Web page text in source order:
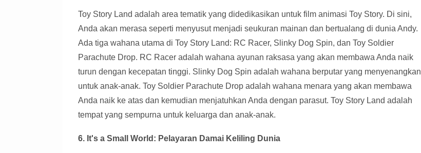
Toy Story Land adalah area tematik yang didedikasikan untuk film animasi Toy Story. Di sini,
Anda akan merasa seperti menyusut menjadi seukuran mainan dan bertualang di dunia Andy.
Ada tiga wahana utama di Toy Story Land: RC Racer, Slinky Dog Spin, dan Toy Soldier
Parachute Drop. RC Racer adalah wahana ayunan raksasa yang akan membawa Anda naik
turun dengan kecepatan tinggi. Slinky Dog Spin adalah wahana berputar yang menyenangkan
untuk anak-anak. Toy Soldier Parachute Drop adalah wahana menara yang akan membawa
Anda naik ke atas dan kemudian menjatuhkan Anda dengan parasut. Toy Story Land adalah
tempat yang sempurna untuk keluarga dan anak-anak.
6. It's a Small World: Pelayaran Damai Keliling Dunia